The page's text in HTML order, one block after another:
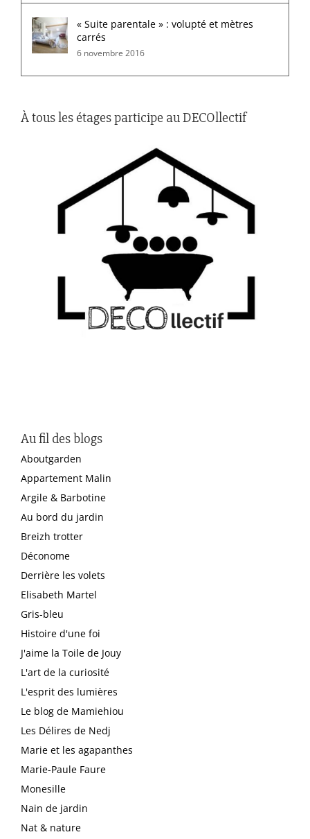
« Suite parentale » : volupté et mètres
carrés
6 novembre 2016
À tous les étages participe au DECOllectif
Au fil des blogs
Aboutgarden
Appartement Malin
Argile & Barbotine
Au bord du jardin
Breizh trotter
Déconome
Derrière les volets
Elisabeth Martel
Gris-bleu
Histoire d'une foi
J'aime la Toile de Jouy
L'art de la curiosité
L'esprit des lumières
Le blog de Mamiehiou
Les Délires de Nedj
Marie et les agapanthes
Marie-Paule Faure
Monesille
Nain de jardin
Nat & nature